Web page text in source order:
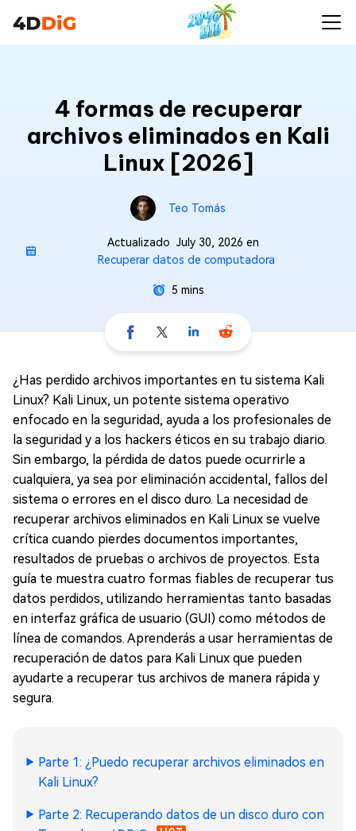
4 formas de recuperar
archivos eliminados en Kali
Linux [2026]
Teo Tomás
ActualizadoJuly 30, 2026 en
Recuperar datos de computadora
5 mins
¿Has perdido archivos importantes en tu sistema Kali
Linux? Kali Linux, un potente sistema operativo
enfocado en la seguridad, ayuda a los profesionales de
la seguridad y a los hackers éticos en su trabajo diario.
Sin embargo, la pérdida de datos puede ocurrirle a
cualquiera, ya sea por eliminación accidental, fallos del
sistema o errores en el disco duro. La necesidad de
recuperar archivos eliminados en Kali Linux se vuelve
crítica cuando pierdes documentos importantes,
resultados de pruebas o archivos de proyectos. Esta
guía te muestra cuatro formas fiables de recuperar tus
datos perdidos, utilizando herramientas tanto basadas
en interfaz gráfica de usuario (GUI) como métodos de
línea de comandos. Aprenderás a usar herramientas de
recuperación de datos para Kali Linux que pueden
ayudarte a recuperar tus archivos de manera rápida y
segura.
Parte 1: ¿Puedo recuperar archivos eliminados en
Kali Linux?
Parte 2: Recuperando datos de un disco duro con